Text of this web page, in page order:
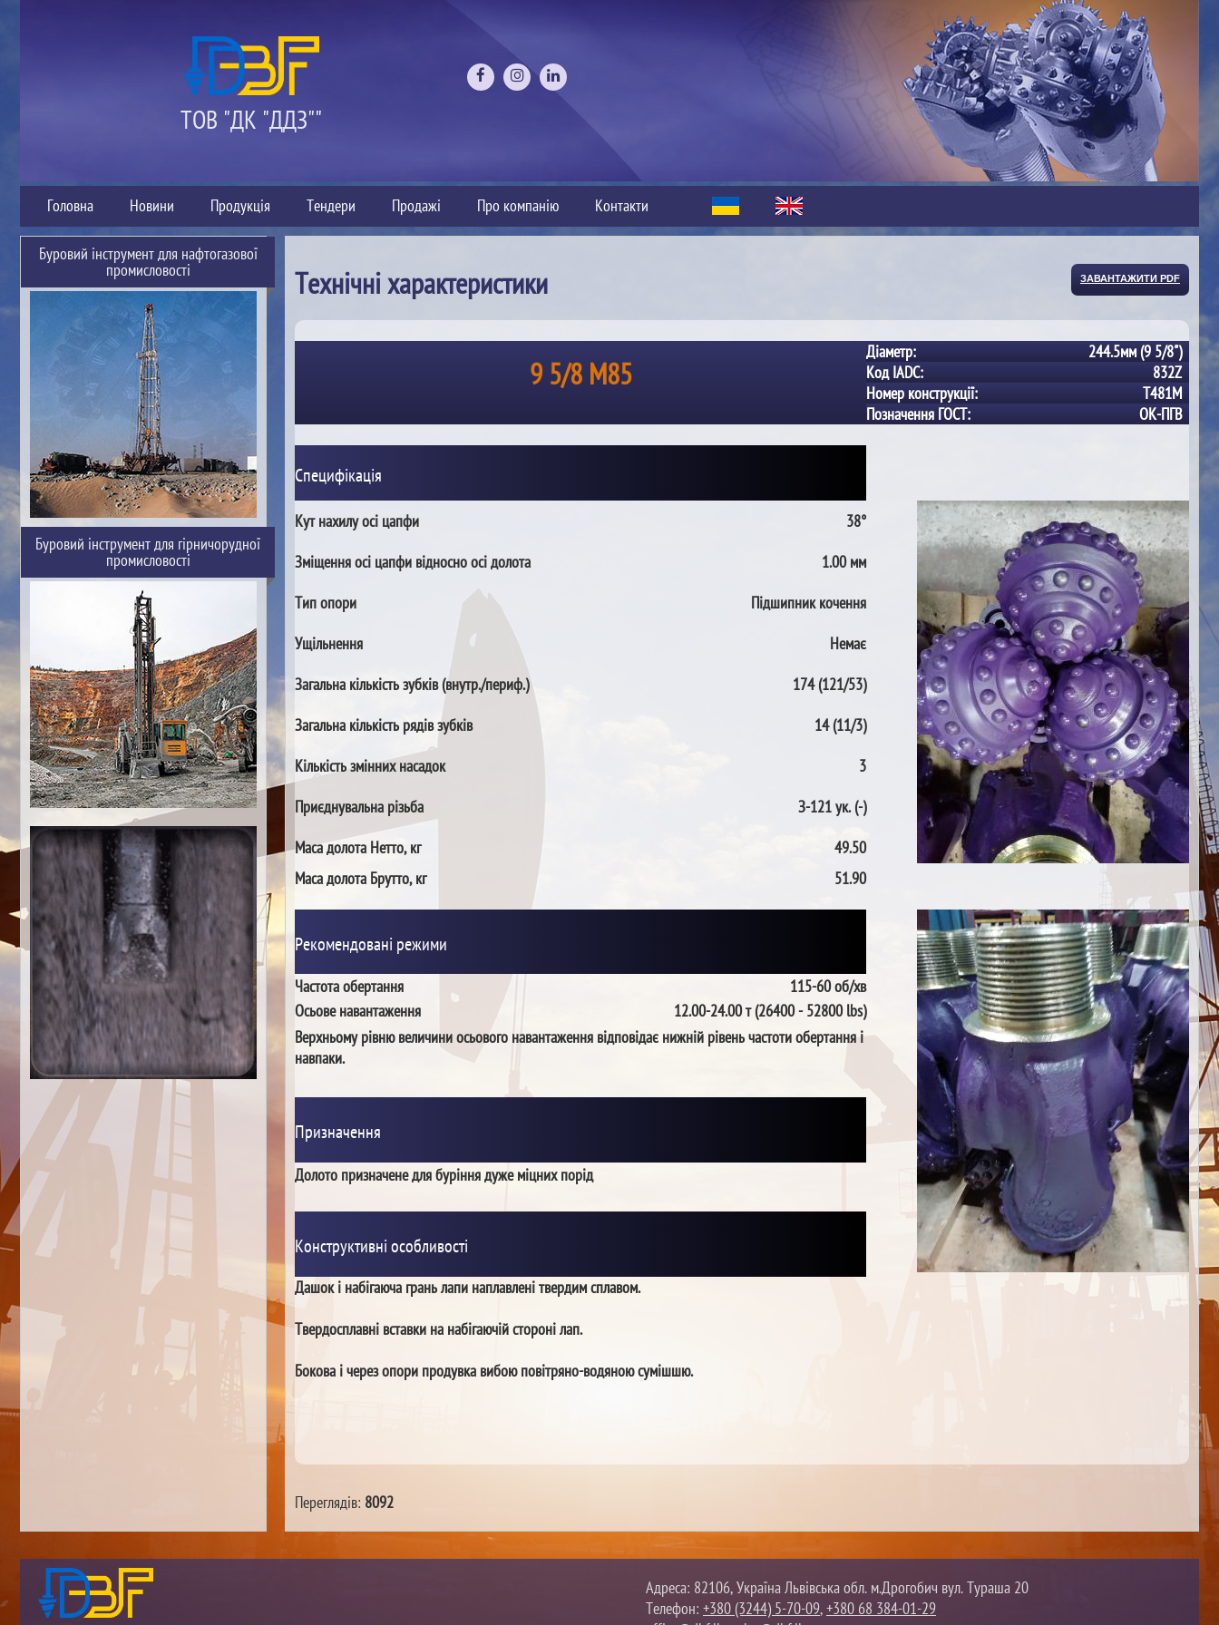
ТОВ "ДК "ДДЗ""
Головна Новини Продукція Тендери Продажі Про компанію Контакти
Буровий інструмент для нафтогазової
промисловості
Буровий інструмент для гірничорудної
промисловості
ЗАВАНТАЖИТИ PDF
Технічні характеристики
9 5/8 M85
Діаметр:
244.5мм (9 5/8")
Код IADC:
832Z
Номер конструкції:
T481M
Позначення ГОСТ:
ОК-ПГВ
Специфікація
Кут нахилу осі цапфи
38°
Зміщення осі цапфи відносно осі долота
1.00 мм
Тип опори
Підшипник кочення
Ущільнення
Немає
Загальна кількість зубків (внутр./периф.)
174 (121/53)
Загальна кількість рядів зубків
14 (11/3)
Кількість змінних насадок
3
Приєднувальна різьба
З-121 ук. (-)
Маса долота Нетто, кг
49.50
Маса долота Брутто, кг
51.90
Рекомендовані режими
Частота обертання
115-60 об/хв
Осьове навантаження
12.00-24.00 т (26400 - 52800 lbs)
Верхньому рівню величини осьового навантаження відповідає нижній рівень частоти обертання і
навпаки.
Призначення
Долото призначене для буріння дуже міцних порід
Конструктивні особливості
Дашок і набігаюча грань лапи наплавлені твердим сплавом.
Твердосплавні вставки на набігаючій стороні лап.
Бокова і через опори продувка вибою повітряно-водяною сумішшю.
Переглядів: 8092
Адреса: 82106, Україна Львівська обл. м.Дрогобич вул. Тураша 20
Телефон: +380 (3244) 5-70-09,+380 68 384-01-29